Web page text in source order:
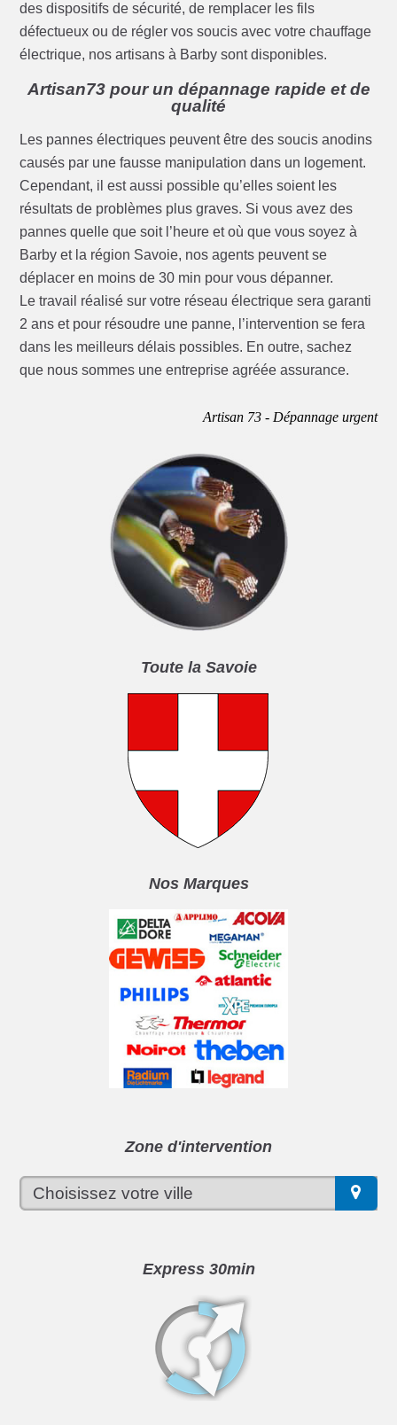
des dispositifs de sécurité, de remplacer les fils
défectueux ou de régler vos soucis avec votre chauffage
électrique, nos artisans à Barby sont disponibles.
Artisan73 pour un dépannage rapide et de
qualité
Les pannes électriques peuvent être des soucis anodins
causés par une fausse manipulation dans un logement.
Cependant, il est aussi possible qu’elles soient les
résultats de problèmes plus graves. Si vous avez des
pannes quelle que soit l’heure et où que vous soyez à
Barby et la région Savoie, nos agents peuvent se
déplacer en moins de 30 min pour vous dépanner.
Le travail réalisé sur votre réseau électrique sera garanti
2 ans et pour résoudre une panne, l’intervention se fera
dans les meilleurs délais possibles. En outre, sachez
que nous sommes une entreprise agréée assurance.
Artisan 73 - Dépannage urgent
Toute la Savoie
Nos Marques
Zone d'intervention
Express 30min